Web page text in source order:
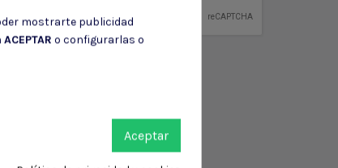
mostrarte publicidad
ACEPTAR o configurarlas o
Aceptar